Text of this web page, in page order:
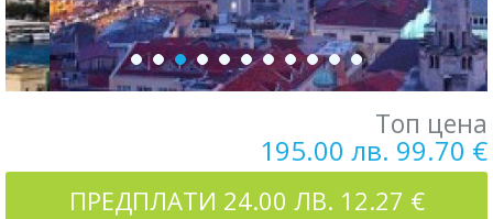
Топ цена
195.00 лв. 99.70 €
ПРЕДПЛАТИ 24.00 ЛВ. 12.27 €